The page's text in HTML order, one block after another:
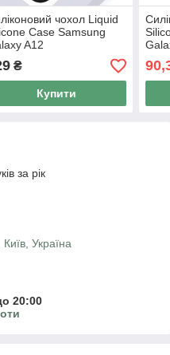
чохол Liquid
Case Samsung
A12
₴
Купити
за рік
Україна
20:00